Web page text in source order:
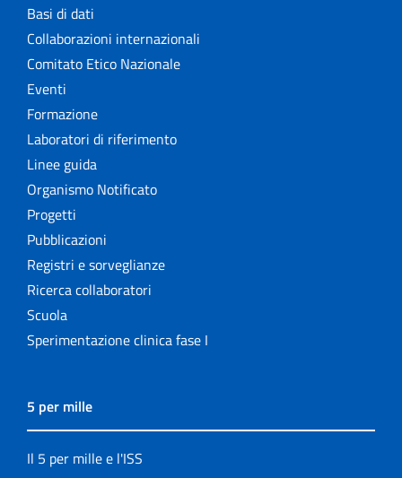
Basi di dati
Collaborazioni internazionali
Comitato Etico Nazionale
Eventi
Formazione
Laboratori di riferimento
Linee guida
Organismo Notificato
Progetti
Pubblicazioni
Registri e sorveglianze
Ricerca collaboratori
Scuola
Sperimentazione clinica fase I
5 per mille
Il 5 per mille e l'ISS